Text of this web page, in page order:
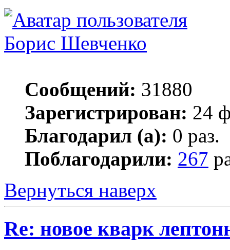
Борис Шевченко
Сообщений: 31880
Зарегистрирован: 24
Благодарил (а): 0 раз.
Поблагодарили: 267
Вернуться наверх
Re: новое кварк